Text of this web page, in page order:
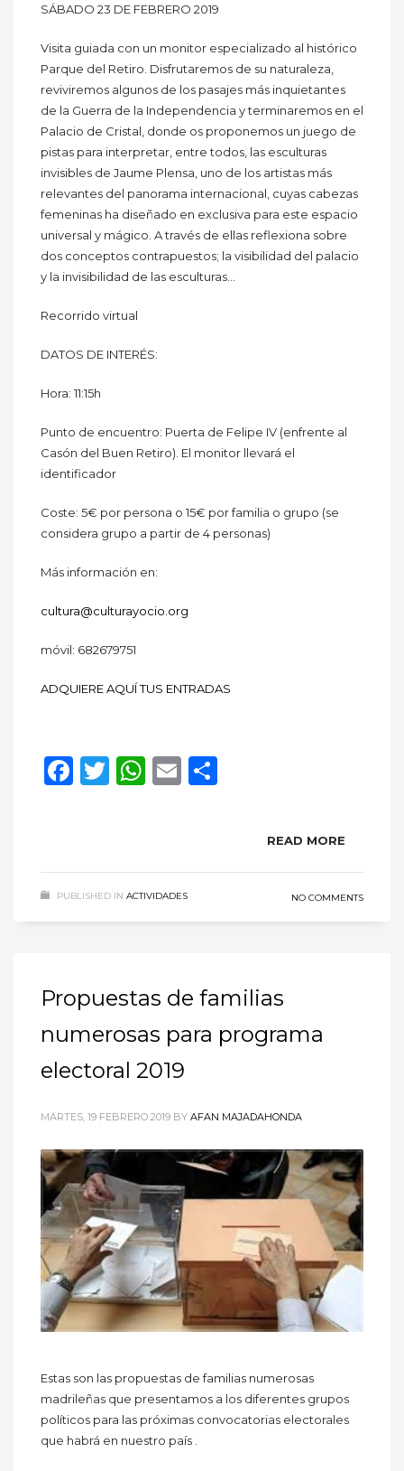
SÁBADO 23 DE FEBRERO 2019
Visita guiada con un monitor especializado al histórico
Parque del Retiro. Disfrutaremos de su naturaleza,
reviviremos algunos de los pasajes más inquietantes
de la Guerra de la Independencia y terminaremos en el
Palacio de Cristal, donde os proponemos un juego de
pistas para interpretar, entre todos, las esculturas
invisibles de Jaume Plensa, uno de los artistas más
relevantes del panorama internacional, cuyas cabezas
femeninas ha diseñado en exclusiva para este espacio
universal y mágico. A través de ellas reflexiona sobre
dos conceptos contrapuestos; la visibilidad del palacio
y la invisibilidad de las esculturas…
Recorrido virtual
DATOS DE INTERÉS:
Hora: 11:15h
Punto de encuentro: Puerta de Felipe IV (enfrente al
Casón del Buen Retiro). El monitor llevará el
identificador
Coste: 5€ por persona o 15€ por familia o grupo (se
considera grupo a partir de 4 personas)
Más información en:
cultura@culturayocio.org
móvil: 682679751
ADQUIERE AQUÍ TUS ENTRADAS
Facebook
Twitter
WhatsApp
Email
READ MORE
PUBLISHED IN ACTIVIDADES NO COMMENTS
Propuestas de familias
numerosas para programa
electoral 2019
MARTES, 19 FEBRERO 2019 BY AFAN MAJADAHONDA
Estas son las propuestas de familias numerosas
madrileñas que presentamos a los diferentes grupos
políticos para las próximas convocatorias electorales
que habrá en nuestro país .